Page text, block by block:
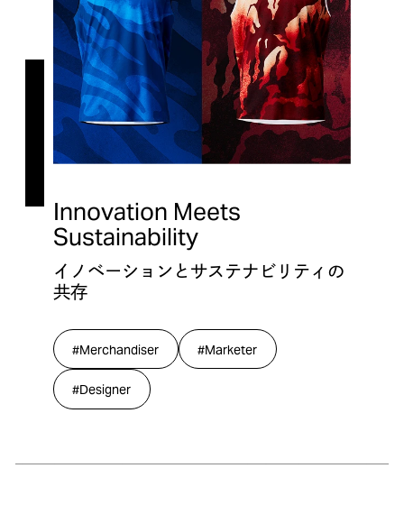
IInnovation Meets
Sustainability
イノベーションとサステナビリティの
共存
#Merchandiser #Marketer
#Designer